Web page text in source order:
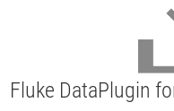
Fluke DataPlugin